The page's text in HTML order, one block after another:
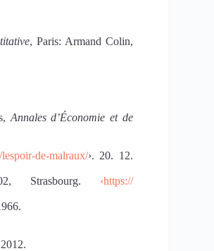
, Paris: Armand Colin,
Annales d’Économie et de
de-malraux/›. 20. 12.
Strasbourg. ‹https://